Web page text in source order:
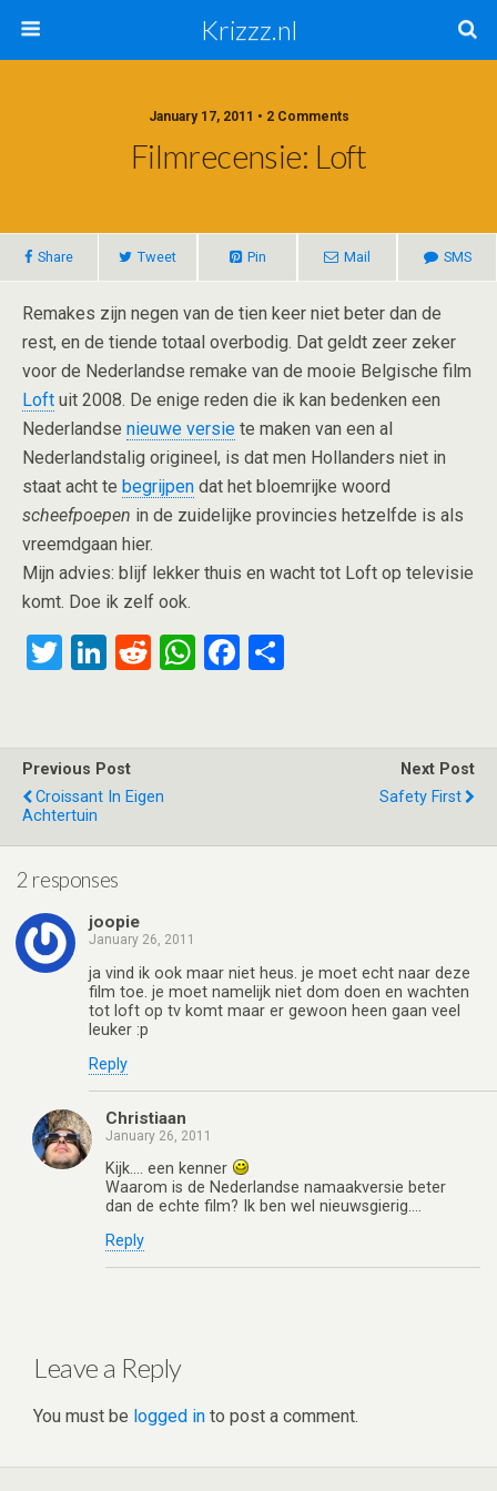
Krizzz.nl
January 17, 2011 • 2 Comments
Filmrecensie: Loft
Share Tweet Pin Mail SMS
Remakes zijn negen van de tien keer niet beter dan de
rest, en de tiende totaal overbodig. Dat geldt zeer zeker
voor de Nederlandse remake van de mooie Belgische film
Loft uit 2008. De enige reden die ik kan bedenken een
Nederlandse nieuwe versie te maken van een al
Nederlandstalig origineel, is dat men Hollanders niet in
staat acht te begrijpen dat het bloemrijke woord
scheefpoepen in de zuidelijke provincies hetzelfde is als
vreemdgaan hier.
Mijn advies: blijf lekker thuis en wacht tot Loft op televisie
komt. Doe ik zelf ook.
T
er
Li
dI
n
R
t
W F
Previous Post
Croissant In Eigen
Achtertuin
Next Post
Safety First
2 responses
joopie
January 26, 2011
ja vind ik ook maar niet heus. je moet echt naar deze
film toe. je moet namelijk niet dom doen en wachten
tot loft op tv komt maar er gewoon heen gaan veel
leuker :p
Reply
Christiaan
January 26, 2011
Kijk…. een kenner
Waarom is de Nederlandse namaakversie beter
dan de echte film? Ik ben wel nieuwsgierig….
Reply
Leave a Reply
You must be logged in to post a comment.